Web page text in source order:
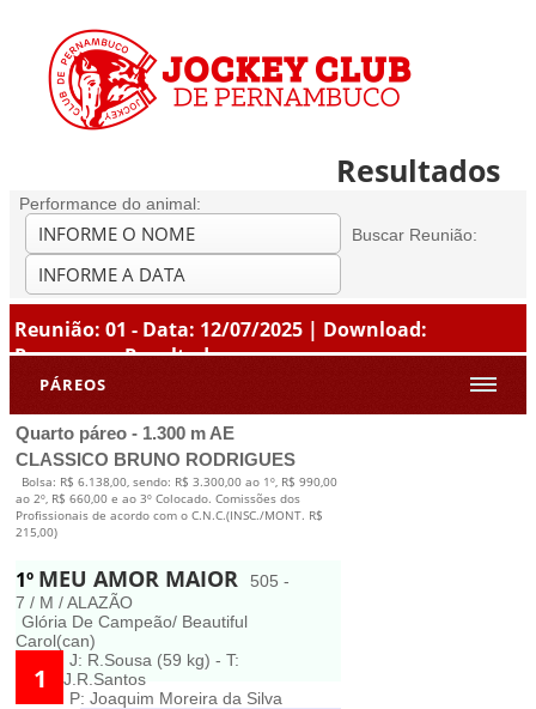
Resultados
Performance do animal:
Buscar Reunião:
Reunião: 01 - Data: 12/07/2025 | Download:
Programa-Resultados
PÁREOS
Quarto páreo - 1.300 m AE
CLASSICO BRUNO RODRIGUES
Bolsa: R$ 6.138,00, sendo: R$ 3.300,00 ao 1º, R$ 990,00
ao 2º, R$ 660,00 e ao 3º Colocado. Comissões dos
Profissionais de acordo com o C.N.C.(INSC./MONT. R$
215,00)
1º MEU AMOR MAIOR
505 -
7 / M / ALAZÃO
Glória De Campeão/ Beautiful
Carol(can)
1
J: R.Sousa (59 kg) - T:
J.R.Santos
P: Joaquim Moreira da Silva